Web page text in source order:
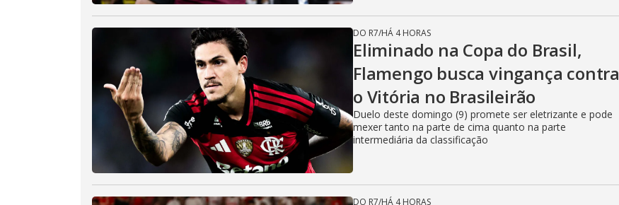
DO R7/HÁ 4 HORAS
Eliminado na Copa do Brasil,
Flamengo busca vingança contra
o Vitória no Brasileirão
Duelo deste domingo (9) promete ser eletrizante e pode
mexer tanto na parte de cima quanto na parte
intermediária da classificação
DO R7/HÁ 4 HORAS